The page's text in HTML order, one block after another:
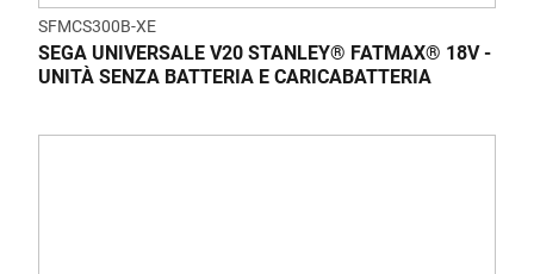
SFMCS300B-XE
SEGA UNIVERSALE V20 STANLEY® FATMAX® 18V -
UNITÀ SENZA BATTERIA E CARICABATTERIA